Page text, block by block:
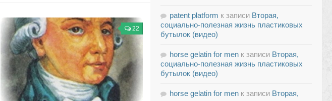
22
patent platform к записи Вторая,
социально-полезная жизнь пластиковых
бутылок (видео)
horse gelatin for men к записи Вторая,
социально-полезная жизнь пластиковых
бутылок (видео)
horse gelatin for men к записи Вторая,